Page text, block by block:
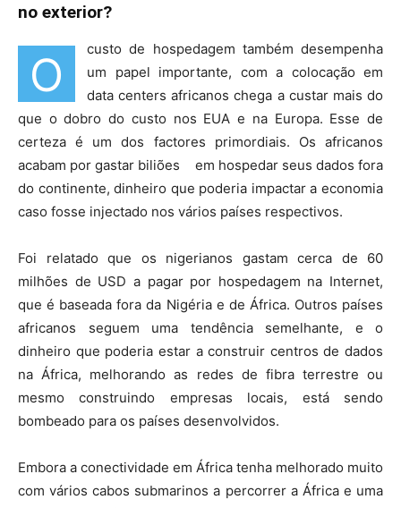
no exterior?
O
custo de hospedagem também desempenha
um papel importante, com a colocação em
data centers africanos chega a custar mais do
que o dobro do custo nos EUA e na Europa. Esse de
certeza é um dos factores primordiais. Os africanos
acabam por gastar biliões em hospedar seus dados fora
do continente, dinheiro que poderia impactar a economia
caso fosse injectado nos vários países respectivos.
Foi relatado que os nigerianos gastam cerca de 60
milhões de USD a pagar por hospedagem na Internet,
que é baseada fora da Nigéria e de África. Outros países
africanos seguem uma tendência semelhante, e o
dinheiro que poderia estar a construir centros de dados
na África, melhorando as redes de fibra terrestre ou
mesmo construindo empresas locais, está sendo
bombeado para os países desenvolvidos.
Embora a conectividade em África tenha melhorado muito
com vários cabos submarinos a percorrer a África e uma